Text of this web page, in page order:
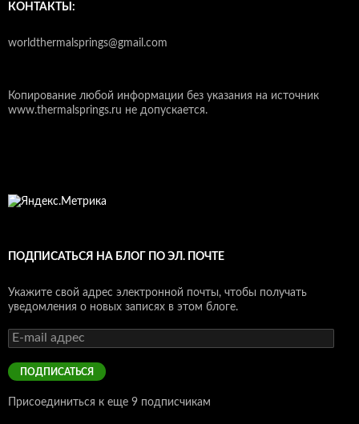
КОНТАКТЫ:
worldthermalsprings@gmail.com
Копирование любой информации без указания на источник
www.thermalsprings.ru не допускается.
ПОДПИСАТЬСЯ НА БЛОГ ПО ЭЛ. ПОЧТЕ
Укажите свой адрес электронной почты, чтобы получать
уведомления о новых записях в этом блоге.
E-
mail
адрес
ПОДПИСАТЬСЯ
Присоединиться к еще 9 подписчикам